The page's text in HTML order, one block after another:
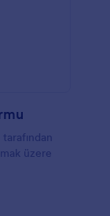
üzere